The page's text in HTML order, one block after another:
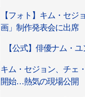
【フォト】キム・セジ
画」制作発表会に出席
【公式】俳優ナム・
キム・セジョン、チェ
開始…熱気の現場公開